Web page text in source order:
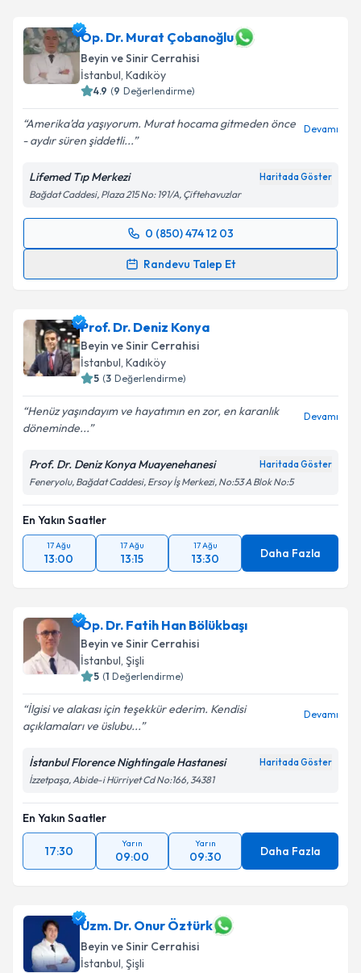
Op. Dr. Murat Çobanoğlu
Beyin ve Sinir Cerrahisi
İstanbul, Kadıköy
4.9 (9 Değerlendirme)
Amerika’da yaşıyorum. Murat hocama gitmeden önce
- aydır süren şiddetli...
Devamı
Lifemed Tıp Merkezi Haritada Göster
Bağdat Caddesi, Plaza 215 No: 191/A, Çiftehavuzlar
0 (850) 474 12 03
Randevu Talep Et
Randevu Takvimi Talebi
takvim hazırlandığında e-posta ile bilgilendireceğiz.
E-posta Adresiniz
kapsamda işlenmesini kabul ediyorum.
Prof. Dr. Deniz Konya
Beyin ve Sinir Cerrahisi
İstanbul, Kadıköy
5 (3 Değerlendirme)
Henüz yaşındayım ve hayatımın en zor, en karanlık
döneminde...
Devamı
Prof. Dr. Deniz Konya Muayenehanesi Haritada Göster
Feneryolu, Bağdat Caddesi, Ersoy İş Merkezi, No:53 A Blok No:5
En Yakın Saatler
17 Ağu
13:00
17 Ağu
13:15
17 Ağu
13:30 Daha Fazla
Op. Dr. Fatih Han Bölükbaşı
Beyin ve Sinir Cerrahisi
İstanbul, Şişli
5 (1 Değerlendirme)
İlgisi ve alakası için teşekkür ederim. Kendisi
açıklamaları ve üslubu...
Devamı
İstanbul Florence Nightingale Hastanesi Haritada Göster
İzzetpaşa, Abide-i Hürriyet Cd No:166, 34381
En Yakın Saatler
17:30
Yarın
09:00
Yarın
09:30 Daha Fazla
Uzm. Dr. Onur Öztürk
Beyin ve Sinir Cerrahisi
İstanbul, Şişli